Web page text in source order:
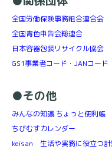
全国労働保険事務組合連合会
全国青色申告会総連合
日本容器包装リサイクル協会
GS1事業者コード・JANコー
●その他
みんなの知識 ちょっと便利帳
ちびむすカレンダー
keisan 生活や実務に役立つ計